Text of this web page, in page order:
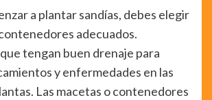
a plantar sandías, debes elegir
adecuados.
tengan buen drenaje para
y enfermedades en las
Las macetas o contenedores